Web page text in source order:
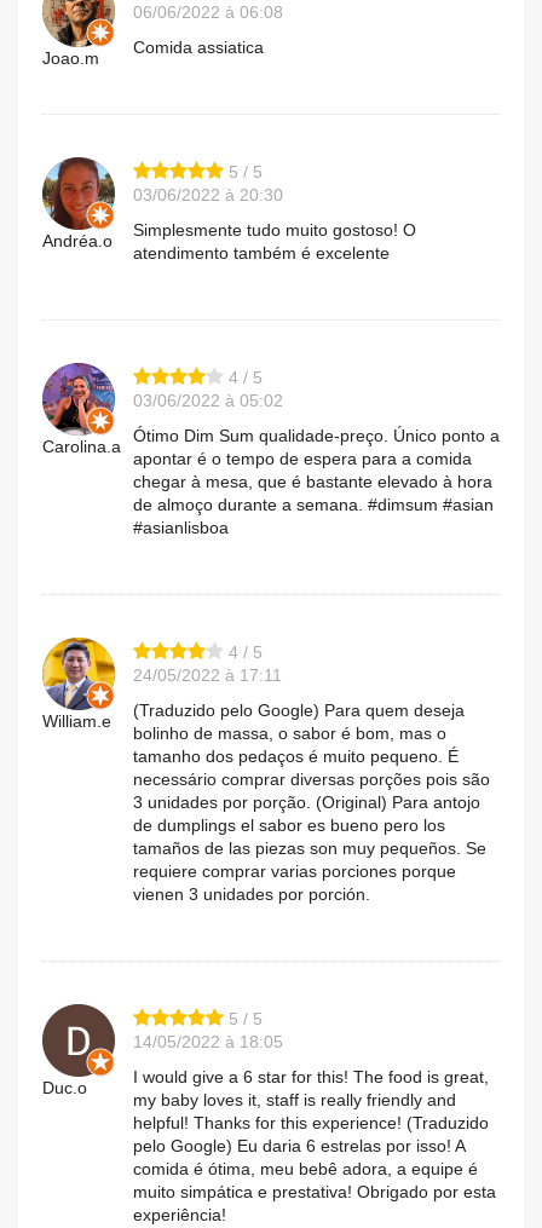
Joao.m
06/06/2022 à 06:08
Comida assiatica
Andréa.o
5 / 5
03/06/2022 à 20:30
Simplesmente tudo muito gostoso! O
atendimento também é excelente
Carolina.a
4 / 5
03/06/2022 à 05:02
Ótimo Dim Sum qualidade-preço. Único ponto a
apontar é o tempo de espera para a comida
chegar à mesa, que é bastante elevado à hora
de almoço durante a semana. #dimsum #asian
#asianlisboa
William.e
4 / 5
24/05/2022 à 17:11
(Traduzido pelo Google) Para quem deseja
bolinho de massa, o sabor é bom, mas o
tamanho dos pedaços é muito pequeno. É
necessário comprar diversas porções pois são
3 unidades por porção. (Original) Para antojo
de dumplings el sabor es bueno pero los
tamaños de las piezas son muy pequeños. Se
requiere comprar varias porciones porque
vienen 3 unidades por porción.
Duc.o
5 / 5
14/05/2022 à 18:05
I would give a 6 star for this! The food is great,
my baby loves it, staff is really friendly and
helpful! Thanks for this experience! (Traduzido
pelo Google) Eu daria 6 estrelas por isso! A
comida é ótima, meu bebê adora, a equipe é
muito simpática e prestativa! Obrigado por esta
experiência!